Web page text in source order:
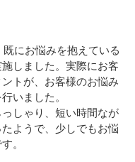
にお悩みを抱えている
しました。実際にお客
トが、お客様のお悩み
いました。
しゃり、短い時間なが
ようで、少しでもお悩
。